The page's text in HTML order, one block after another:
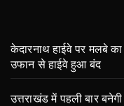
केदारनाथ हाईवे पर मलबे
उफान से हाईवे हुआ बंद
उत्तराखंड में पहली बार